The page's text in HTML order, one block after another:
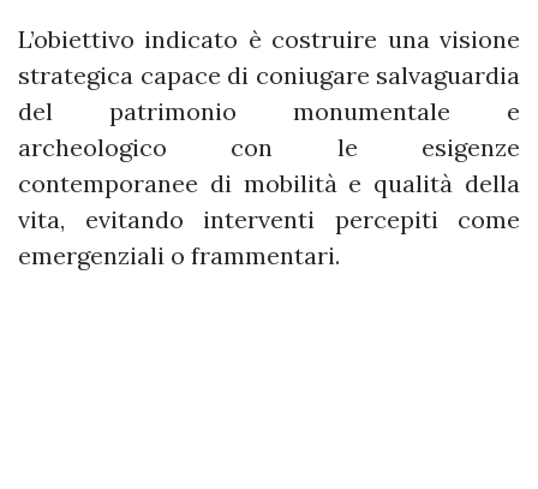
L’obiettivo indicato è costruire una visione
strategica capace di coniugare salvaguardia
del patrimonio monumentale e
archeologico con le esigenze
contemporanee di mobilità e qualità della
vita, evitando interventi percepiti come
emergenziali o frammentari.